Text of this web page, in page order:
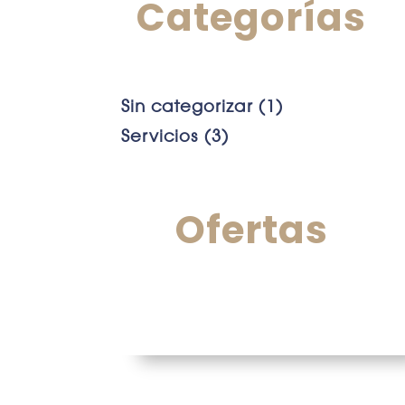
Categorías
Sin categorizar 11
producto
Servicios 33
productos
Ofertas